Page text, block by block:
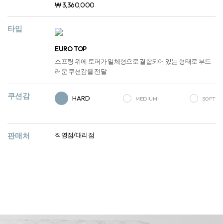
₩ 3,360,000
타입
EURO TOP
스프링 위에 토퍼가 일체형으로 결합되어 있는 형태로 부드
러운 쿠션감을 전달
쿠션감 HARD MEDIUM SOFT
판매처 직영점/대리점